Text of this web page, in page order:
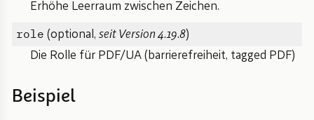
Erhöhe Leerraum zwischen Zeichen.
role (optional, seit Version 4.19.8)
Die Rolle für PDF/UA (barrierefreiheit, tagged PDF)
Beispiel